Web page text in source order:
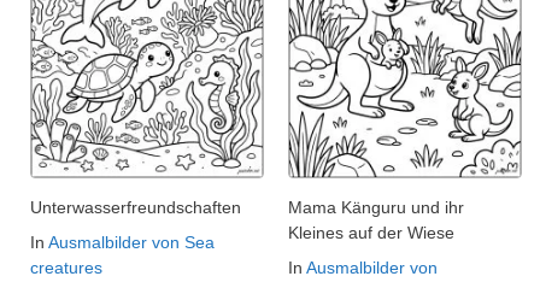
Unterwasserfreundschaften
In Ausmalbilder von Sea
creatures
Mama Känguru und ihr
Kleines auf der Wiese
In Ausmalbilder von